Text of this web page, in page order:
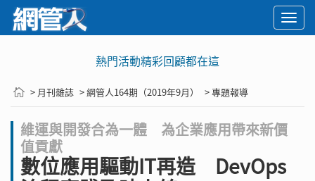
熱門活動精彩回顧都在這
> 月刊雜誌 > 網管人164期（2019年9月） > 專題報導
維運與開發合為一體 為企業應用帶來新價
值貢獻
數位應用驅動IT再造 DevOps